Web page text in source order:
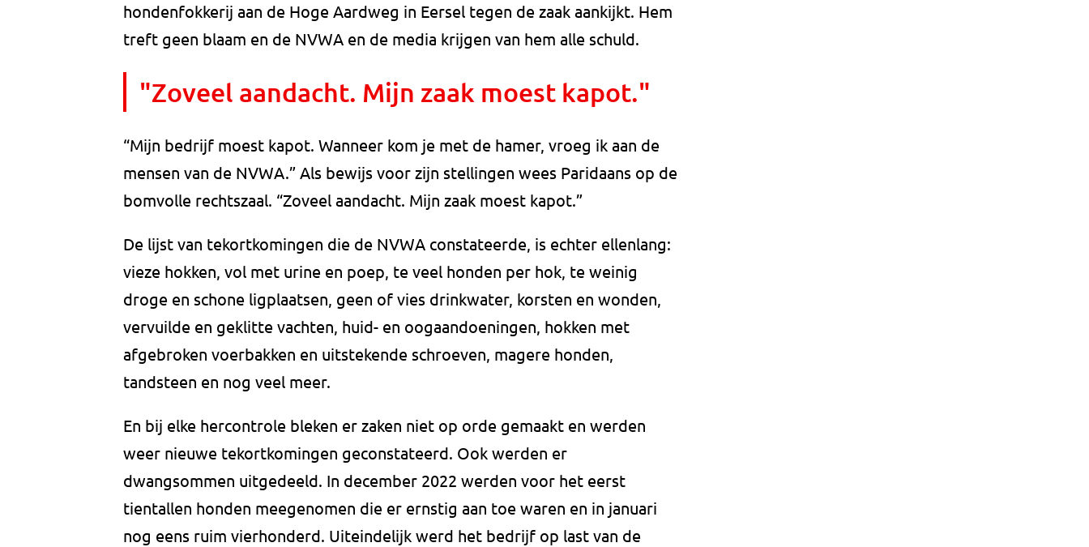
hondenfokkerij aan de Hoge Aardweg in Eersel tegen de zaak aankijkt. Hem
treft geen blaam en de NVWA en de media krijgen van hem alle schuld.
"Zoveel aandacht. Mijn zaak moest kapot."
“Mijn bedrijf moest kapot. Wanneer kom je met de hamer, vroeg ik aan de
mensen van de NVWA.” Als bewijs voor zijn stellingen wees Paridaans op de
bomvolle rechtszaal. “Zoveel aandacht. Mijn zaak moest kapot.”
De lijst van tekortkomingen die de NVWA constateerde, is echter ellenlang:
vieze hokken, vol met urine en poep, te veel honden per hok, te weinig
droge en schone ligplaatsen, geen of vies drinkwater, korsten en wonden,
vervuilde en geklitte vachten, huid- en oogaandoeningen, hokken met
afgebroken voerbakken en uitstekende schroeven, magere honden,
tandsteen en nog veel meer.
En bij elke hercontrole bleken er zaken niet op orde gemaakt en werden
weer nieuwe tekortkomingen geconstateerd. Ook werden er
dwangsommen uitgedeeld. In december 2022 werden voor het eerst
tientallen honden meegenomen die er ernstig aan toe waren en in januari
nog eens ruim vierhonderd. Uiteindelijk werd het bedrijf op last van de